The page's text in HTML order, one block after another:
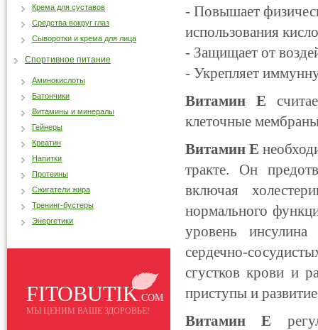
- Повышает
использования
- Защищает от
- Укрепляет
Витамин Е
клеточные
Витамин Е
тракте. Он
включая
нормального
уровень
сердечно-
сгустков крови и
приступы и
Витамин Е
Крема для суставов
Средства вокруг глаз
Сыворотки и крема для лица
Спортивное питание
Аминокислоты
Батончики
Витамины и минералы
Гейнеры
Креатин
Напитки
Протеины
Сжигатели жира
Тренинг-бустеры
Энергетики
FITOBUTIK.COM
МЫ ЦЕНИМ ВАШЕ ЗДОРОВЬЕ!